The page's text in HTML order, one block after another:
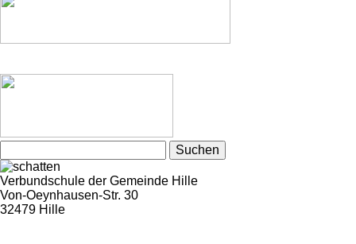
nach:
Verbundschule der Gemeinde Hille
Von-Oeynhausen-Str. 30
32479 Hille